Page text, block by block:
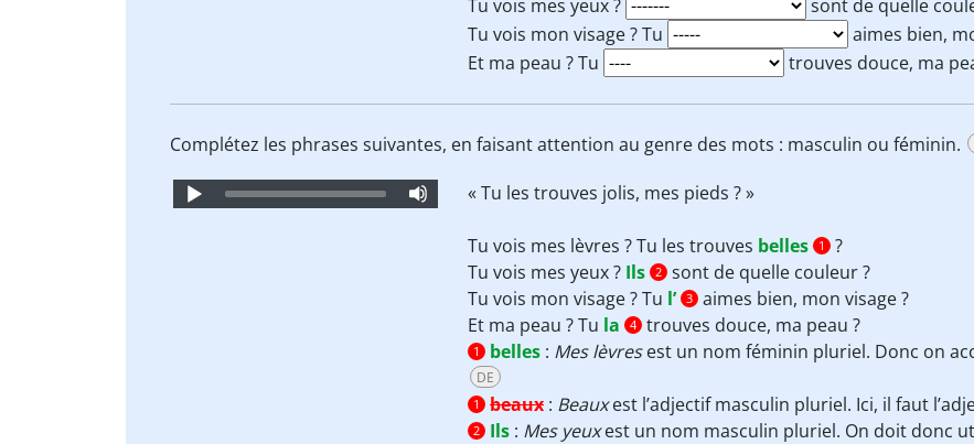
Tu vois mes yeux ?
sont de quelle
Tu vois mon visage ? Tu
aimes bien,
Et ma peau ? Tu
trouves douce, ma
Complétez les phrases suivantes, en faisant attention au genre des mots : masculin ou féminin.
Audio
« Tu les trouves jolis, mes pieds ? »
Tu vois mes lèvres ? Tu les trouves belles 1
?
Tu vois mes yeux ? Ils 2 sont de quelle couleur ?
Tu vois mon visage ? Tu l’ 3 aimes bien, mon visage ?
Et ma peau ? Tu la 4 trouves douce, ma peau ?
1 belles : Mes lèvresest un nom féminin pluriel. Donc on
DE
1 beaux : Beauxest l’adjectif masculin pluriel. Ici, il faut
2 Ils : Mes yeuxest un nom masculin pluriel. On doit donc